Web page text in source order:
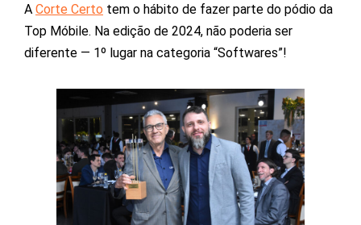
A Corte Certo tem o hábito de fazer parte do pódio da
Top Móbile. Na edição de 2024, não poderia ser
diferente — 1º lugar na categoria “Softwares”!